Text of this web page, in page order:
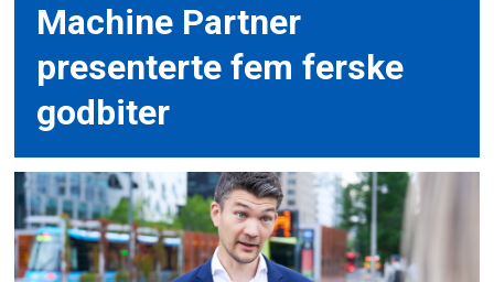
Machine Partner
presenterte fem ferske
godbiter